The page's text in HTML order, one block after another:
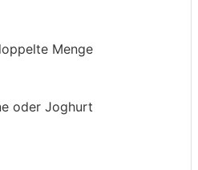
Menge
oder Joghurt